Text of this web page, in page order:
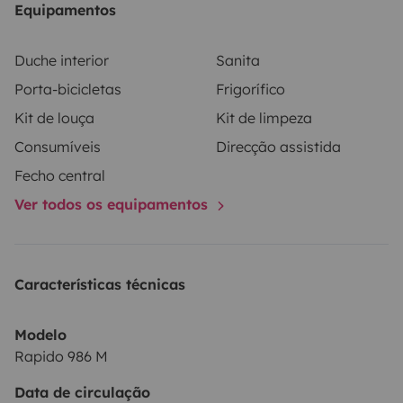
frigorífico, caldeira a gás.
pneumática.Manutenção
Revisão completa da célula e
revisão mecânica (novembro 2025) garantem
segurança e fiabilidade.
A BELUGA oferece conforto e
liberdade para explorar o que mais gosta, com toda
a conveniência e segurança de um veículo topo de
Pronta para a sua próxima aventura!
Equipamentos
Duche interior
Sanita
Porta-bicicletas
Frigorífico
Kit de louça
Kit de limpeza
Consumíveis
Direcção assistida
Fecho central
Ver todos os equipamentos
Características técnicas
Modelo
Rapido 986 M
Data de circulação